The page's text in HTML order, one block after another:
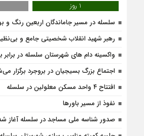
1 روز
سلسله در مسیر جاماندگان اربعین رنگ و
رهبر شهید انقلاب شخصیتی جامع و
واکسینه دام های شهرستان سلسله در
اجتماع بزرگ بسیجیان در بروجرد برگزار
افتتاح ۴ واحد مسکن معلولین در سلسله
نفوذ از مسیر باورها
صدور شناسه ملی مساجد در سلسله آغاز